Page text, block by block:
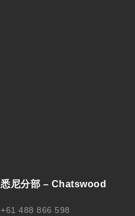
悉尼分部 – Chatswood
+61 488 866 598